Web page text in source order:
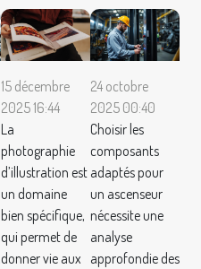
15 décembre
2025 16:44
La
photographie
d’illustration est
un domaine
bien spécifique,
qui permet de
donner vie aux
24 octobre
2025 00:40
Choisir les
composants
adaptés pour
un ascenseur
nécessite une
analyse
approfondie des